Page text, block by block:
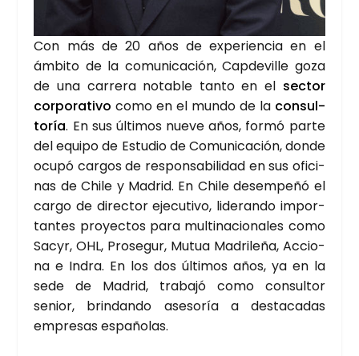
Con más de 20 años de expe­rien­cia en el
ámbi­to de la comu­ni­ca­ción, Cap­de­vi­lle goza
de una carre­ra nota­ble tan­to en el sec­tor
cor­po­ra­ti­vo como en el mun­do de la con­sul­
to­ría. En sus últi­mos nue­ve años, for­mó par­te
del equi­po de Estu­dio de Comu­ni­ca­ción, don­de
ocu­pó car­gos de res­pon­sa­bi­li­dad en sus ofi­ci­
nas de Chi­le y Madrid. En Chi­le desem­pe­ñó el
car­go de direc­tor eje­cu­ti­vo, lide­ran­do impor­
tan­tes pro­yec­tos para mul­ti­na­cio­na­les como
Sacyr, OHL, Pro­se­gur, Mutua Madri­le­ña, Accio­
na e Indra. En los dos últi­mos años, ya en la
sede de Madrid, tra­ba­jó como con­sul­tor
senior, brin­dan­do ase­so­ría a des­ta­ca­das
empre­sas espa­ño­las.